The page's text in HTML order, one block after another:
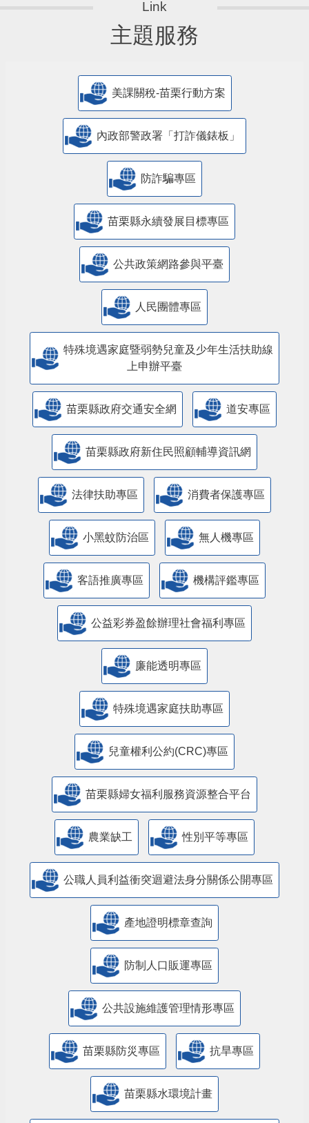
主題服務
美課關稅-苗栗行動方案
內政部警政署「打詐儀錶板」
防詐騙專區
苗栗縣永續發展目標專區
公共政策網路參與平臺
人民團體專區
特殊境遇家庭暨弱勢兒童及少年生活扶助線
上申辦平臺
苗栗縣政府交通安全網 道安專區
苗栗縣政府新住民照顧輔導資訊網
法律扶助專區 消費者保護專區
小黑蚊防治區 無人機專區
客語推廣專區 機構評鑑專區
公益彩券盈餘辦理社會福利專區
廉能透明專區
特殊境遇家庭扶助專區
兒童權利公約(CRC)專區
苗栗縣婦女福利服務資源整合平台
農業缺工 性別平等專區
公職人員利益衝突迴避法身分關係公開專區
產地證明標章查詢
防制人口販運專區
​公共設施維護管理情形專區
苗栗縣防災專區 抗旱專區
苗栗縣水環境計畫